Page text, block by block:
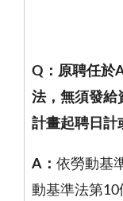
Q ：原聘任於
法，無須發給
計畫起聘日計
A ： 依勞動基
動基準法第10